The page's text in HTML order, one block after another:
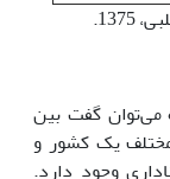
می‌توان گفت بین
یک کشور و
وجود دارد.